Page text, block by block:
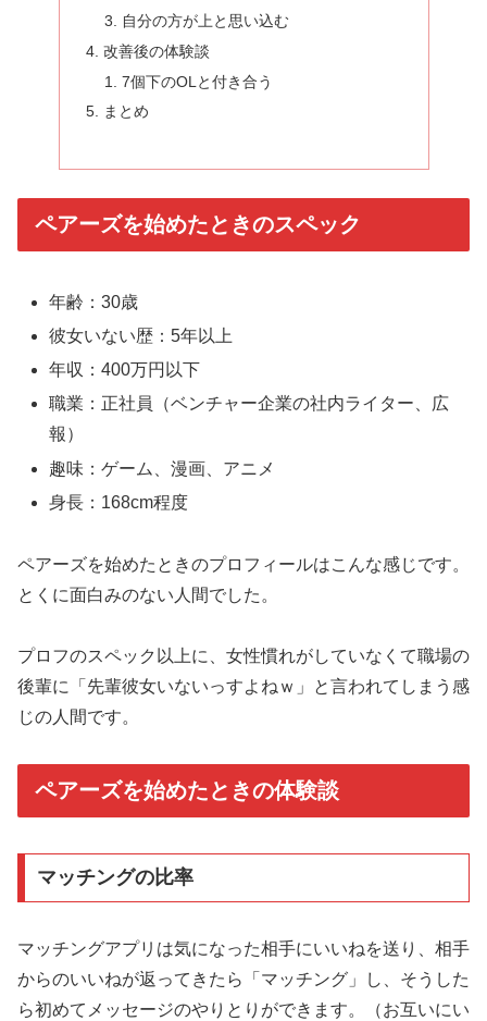
自分の方が上と思い込む
改善後の体験談
7個下のOLと付き合う
まとめ
ペアーズを始めたときのスペック
年齢：30歳
彼女いない歴：5年以上
年収：400万円以下
職業：正社員（ベンチャー企業の社内ライター、広
報）
趣味：ゲーム、漫画、アニメ
身長：168cm程度
ペアーズを始めたときのプロフィールはこんな感じです。
とくに面白みのない人間でした。
プロフのスペック以上に、女性慣れがしていなくて職場の
後輩に「先輩彼女いないっすよねｗ」と言われてしまう感
じの人間です。
ペアーズを始めたときの体験談
マッチングの比率
マッチングアプリは気になった相手にいいねを送り、相手
からのいいねが返ってきたら「マッチング」し、そうした
ら初めてメッセージのやりとりができます。
（お互いにい